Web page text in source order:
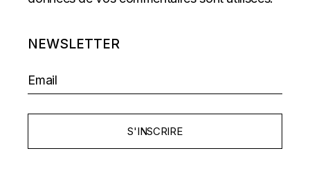
NEWSLETTER
S'INSCRIRE